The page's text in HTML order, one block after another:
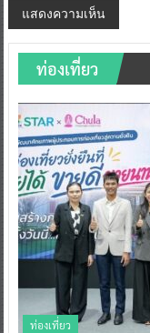
ท่องเที่ยว
ท่องเที่ยว